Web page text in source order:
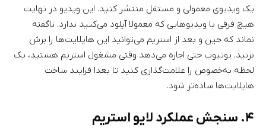
یک ویدیوی معمولی و مستقل منتشر کنید. این ویدیو در نهایت
هیچ فرقی با ویدیوهایی که معمولا آپلود می‌کنید ندارد. ناگفته
نماند که حین و بعد از استریم می‌توانید این هایلایت‌ها را برش
بزنید. یوتیوب حتی اجازه می‌دهد وقتی مشغول استریم هستید، یک
لحظه به‌خصوص را علامت‌گذاری کنید تا بعدا فرایند ساخت
هایلایت‌ها ساده‌تر شود.
۴. سنجش عملکرد لایو استریم